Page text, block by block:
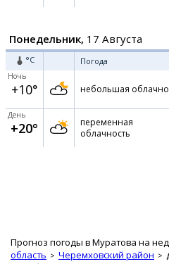
Понедельник, 17 Августа
°C Погода
Ночь
+10° небольшая
День
+20°
переменная
облачность
Прогноз погоды в Муратова на
область
Черемховский район